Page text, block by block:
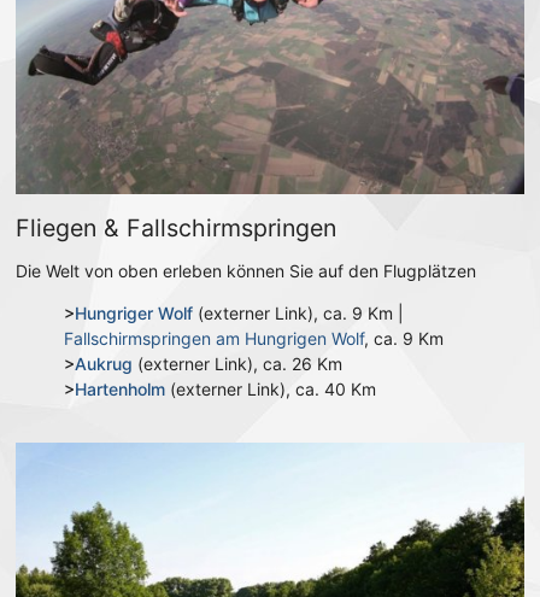
Fliegen & Fallschirmspringen
Die Welt von oben erleben können Sie auf den Flugplätzen
>Hungriger Wolf (externer Link), ca. 9 Km |
Fallschirmspringen am Hungrigen Wolf, ca. 9 Km
>Aukrug (externer Link), ca. 26 Km
>Hartenholm(externer Link), ca. 40 Km